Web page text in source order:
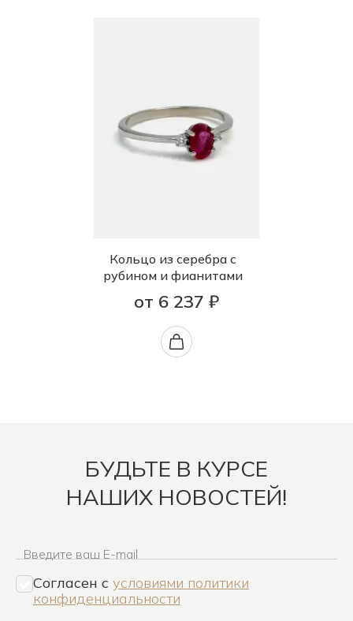
Кольцо из серебра с
рубином и фианитами
от 6 237 ₽
БУДЬТЕ В КУРСЕ
НАШИХ НОВОСТЕЙ!
Введите ваш E-mail
Согласен c условиями политики
конфиденциальности